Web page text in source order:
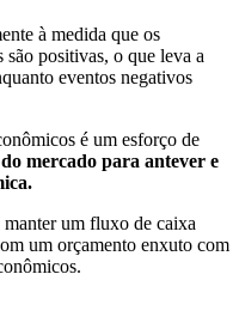
à medida que os
positivas, o que leva a
eventos negativos
é um esforço de
mercado para antever e
um fluxo de caixa
um orçamento enxuto com